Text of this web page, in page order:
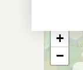
+
−